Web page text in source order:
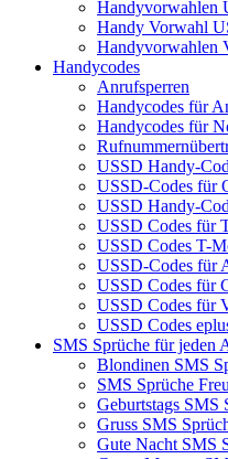
Handyvorwahlen
Handy Vorwahl
Handyvorwahlen
Handycodes
Anrufsperren
Handycodes für
Handycodes für
USSD Handy-
USSD-Codes für
USSD Handy-
USSD Codes für
USSD Codes T-
USSD-Codes für
USSD Codes für
USSD Codes für
USSD Codes
SMS Sprüche für jeden
Blondinen SMS
SMS Sprüche
Geburtstags SMS
Gruss SMS
Gute Nacht SMS